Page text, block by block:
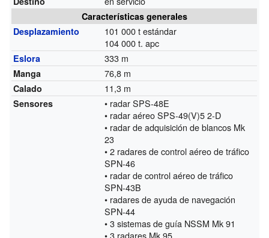
Características generales
Desplazamiento
101 000 t estándar
104 000 t. apc
Eslora 333 m
Manga 76,8 m
Calado 11,3 m
Sensores
• radar SPS-48E
• radar aéreo SPS-49(V)5 2-D
• radar de adquisición de blancos Mk
23
• 2 radares de control aéreo de tráfico
SPN-46
• radar de control aéreo de tráfico
SPN-43B
• radares de ayuda de navegación
SPN-44
• 3 sistemas de guía NSSM Mk 91
• 3 radares Mk 95